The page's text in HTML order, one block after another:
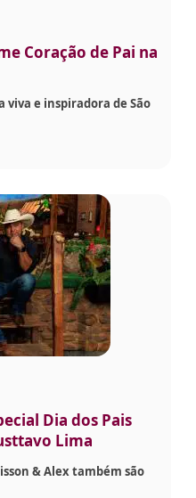
Coração de Pai na
viva e inspiradora de São
Dia dos Pais
Lima
& Alex também são